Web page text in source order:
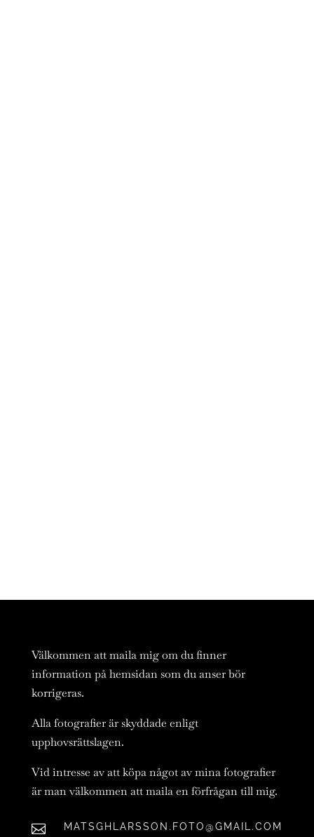
Välkommen att maila mig om du finner
information på hemsidan som du anser bör
korrigeras.
Alla fotografier är skyddade enligt
upphovsrättslagen.
Vid intresse av att köpa något av mina fotografier
är man välkommen att maila en förfrågan till mig.
 MATSGHLARSSON.FOTO@GMAIL.COM